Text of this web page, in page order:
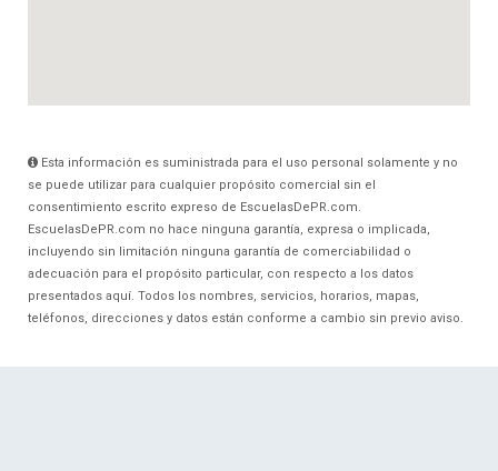
Esta información es suministrada para el uso personal solamente y no
se puede utilizar para cualquier propósito comercial sin el
consentimiento escrito expreso de EscuelasDePR.com.
EscuelasDePR.com no hace ninguna garantía, expresa o implicada,
incluyendo sin limitación ninguna garantía de comerciabilidad o
adecuación para el propósito particular, con respecto a los datos
presentados aquí. Todos los nombres, servicios, horarios, mapas,
teléfonos, direcciones y datos están conforme a cambio sin previo aviso.